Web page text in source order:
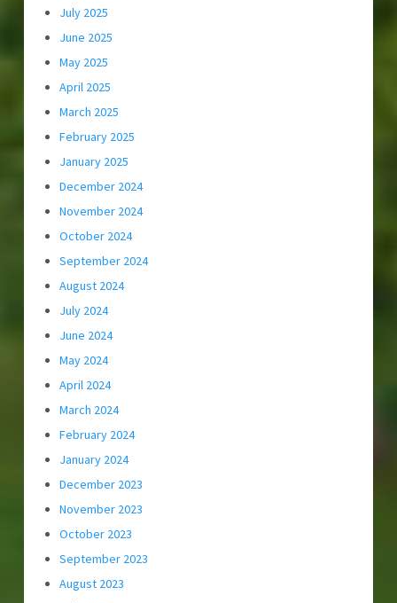
July 2025
June 2025
May 2025
April 2025
March 2025
February 2025
January 2025
December 2024
November 2024
October 2024
September 2024
August 2024
July 2024
June 2024
May 2024
April 2024
March 2024
February 2024
January 2024
December 2023
November 2023
October 2023
September 2023
August 2023